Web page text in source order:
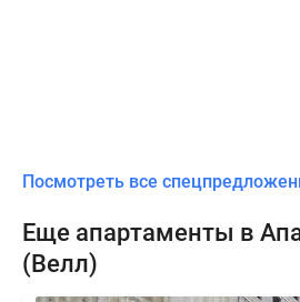
Посмотреть все
Еще апартаменты в
(Велл)